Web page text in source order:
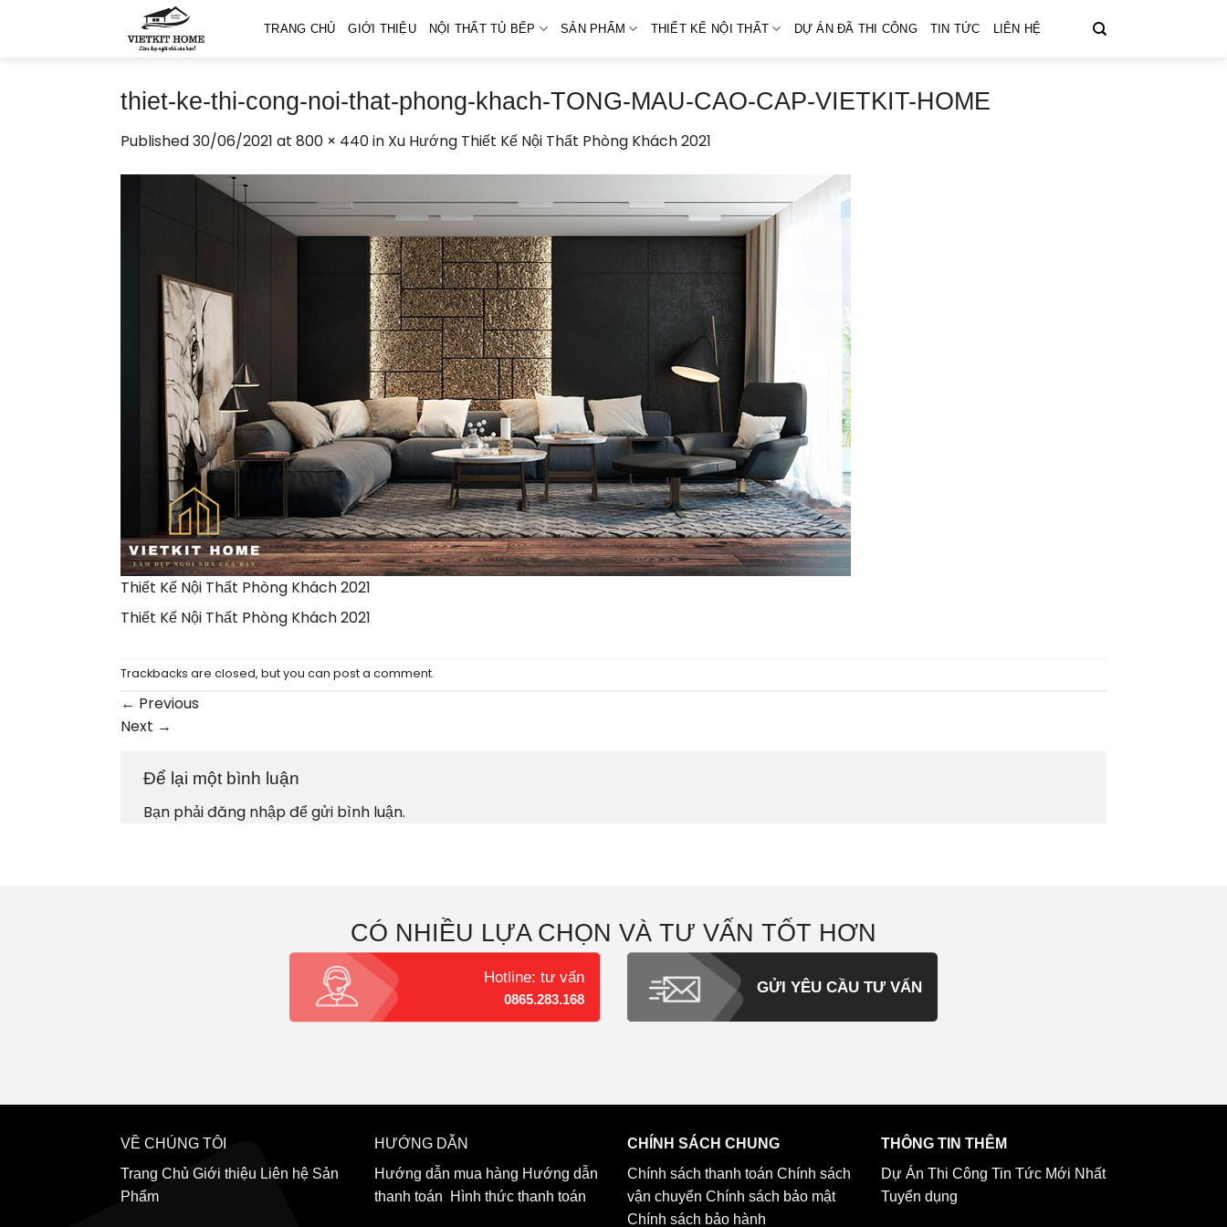
TRANG CHỦ GIỚI THIỆU NỘI THẤT TỦ BẾP SẢN PHẨM THIẾT KẾ NỘI THẤT DỰ ÁN ĐÃ THI CÔNG TIN TỨC LIÊN HỆ
thiet-ke-thi-cong-noi-that-phong-khach-TONG-MAU-CAO-CAP-VIETKIT-HOME
Published30/06/2021 at 800 × 440in Xu Hướng Thiết Kế Nội Thất Phòng Khách 2021
Thiết Kế Nội Thất Phòng Khách 2021
Thiết Kế Nội Thất Phòng Khách 2021
Trackbacks are closed, but you can post a comment.
← Previous
Next →
Để lại một bình luận
Bạn phảiđăng nhậpđể gửi bình luận.
CÓ NHIỀU LỰA CHỌN VÀ TƯ VẤN TỐT HƠN
Hotline: tư vấn
0865.283.168
GỬI YÊU CẦU TƯ VẤN
VỀ CHÚNG TÔI
Trang Chủ Giới thiệu Liên hệ Sản
Phẩm
HƯỚNG DẪN
Hướng dẫn mua hàng Hướng dẫn
thanh toán
Hình thức thanh toán
CHÍNH SÁCH CHUNG
Chính sách thanh toán Chính sách
vận chuyển Chính sách bảo mật
Chính sách bảo hành
THÔNG TIN THÊM
Dự Án Thi Công Tin Tức Mới Nhất
Tuyển dụng